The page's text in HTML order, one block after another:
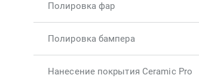
Полировка фар
Полировка бампера
Нанесение покрытия Ceramic Pro